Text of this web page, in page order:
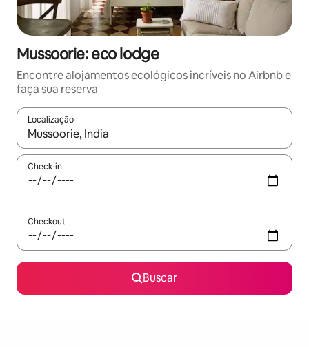
Mussoorie: eco lodge
Encontre alojamentos ecológicos incríveis no Airbnb e
faça sua reserva
Localização
Quando os resultados estiverem disponíveis, explore-os
Check-in
Checkout
Buscar